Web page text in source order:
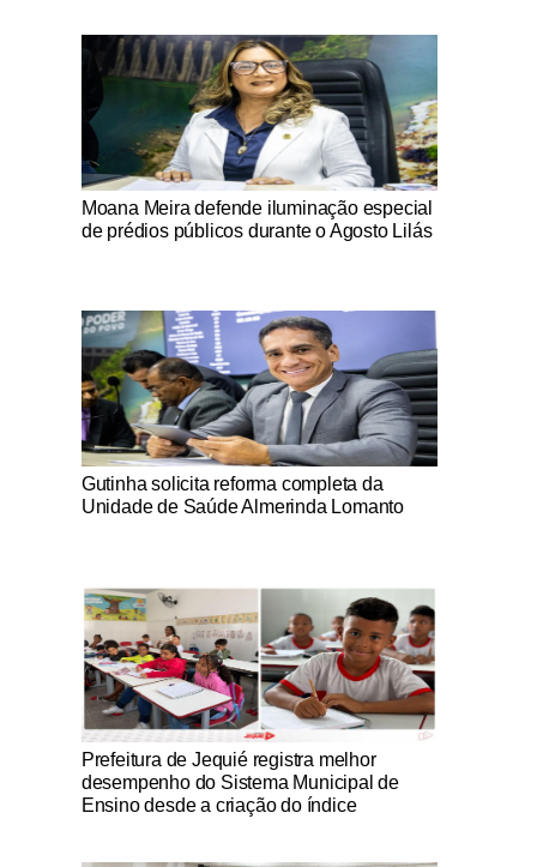
Notícias Católicas
Moana Meira defende iluminação especial
de prédios públicos durante o Agosto Lilás
Notícias Católicas
Gutinha solicita reforma completa da
Unidade de Saúde Almerinda Lomanto
Notícias Católicas
Prefeitura de Jequié registra melhor
desempenho do Sistema Municipal de
Ensino desde a criação do índice